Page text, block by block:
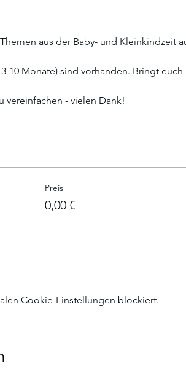
aus der Baby- und Kleinkindzeit
10 Monate) sind vorhanden. Bringt
- vielen Dank!
Preis
0,00 €
Cookie-Einstellungen blockiert.